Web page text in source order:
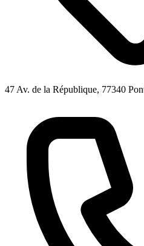
47 Av. de la République, 77340